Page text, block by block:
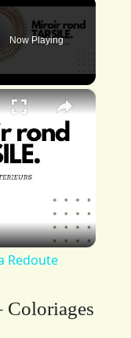
Now Playing
×
Redoute
Coloriages